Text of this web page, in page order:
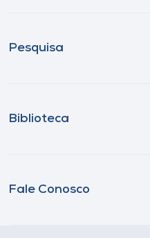
Pesquisa
Biblioteca
Fale Conosco